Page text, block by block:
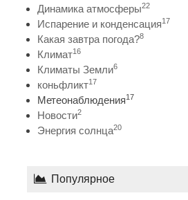
Динамика атмосферы22
Испарение и конденсация17
Какая завтра погода?8
Климат16
Климаты Земли6
коньфликт17
Метеонаблюдения17
Новости2
Энергия солнца20
Популярное